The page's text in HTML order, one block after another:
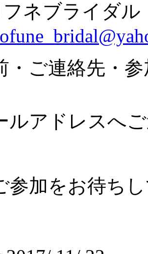
フネブライダ
ご連絡先・
ルアドレスへ
参加をお待ち